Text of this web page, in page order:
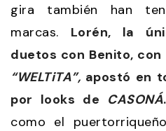
gira también han
marcas. Lorén, la
duetos con Benito,
“WELTiTA”, apostó en
por looks de CASONÁ.
como el